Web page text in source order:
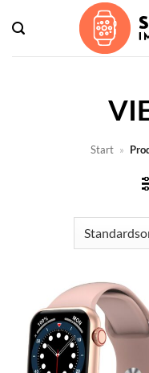
Inhalt
springen
Start »